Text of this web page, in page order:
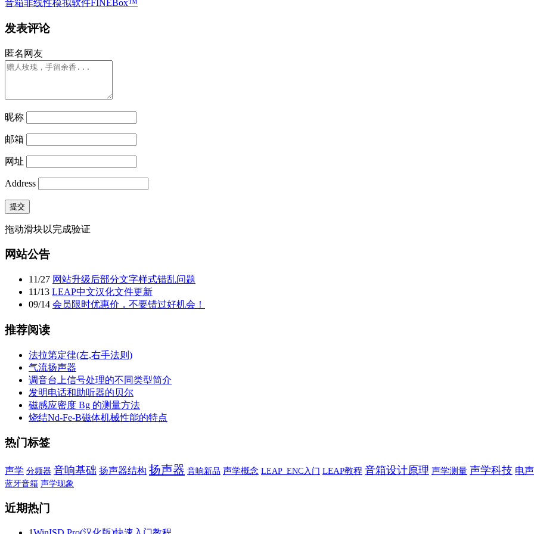
音箱非线性模拟软件FINEBox™
发表评论
匿名网友
昵称
邮箱
网址
Address
提交
拖动滑块以完成验证
网站公告
11/27 网站升级后部分文字样式错乱问题
11/13 LEAP中文汉化文件更新
09/14 会员限时优惠价，不要错过好机会！
推荐阅读
法拉第定律(左,右手法则)
气流扬声器
调音台上信号处理的不同类型简介
发明电话和助听器的贝尔
磁感应密度 Bg 的测量方法
烧结Nd-Fe-B磁体机械性能的特点
热门标签
声学 分频器 音响基础 扬声器结构 扬声器 音响新品 声学概念 LEAP_ENC入门 LEAP教程 音箱设计原理 声学测量 声学科技 电
蓝牙音箱 声学现象
近期热门